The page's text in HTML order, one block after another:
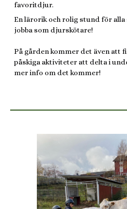
favoritdjur.
En lärorik och rolig stund för alla
jobba som djurskötare!
På gården kommer det även att
påskiga aktiviteter att delta i
mer info om det kommer!